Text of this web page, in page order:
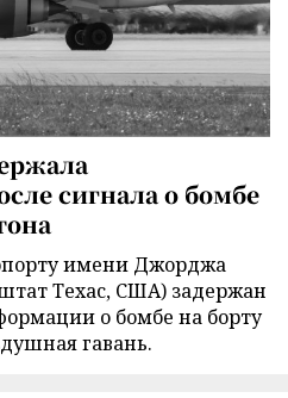
сигнала о бомбе
имени Джорджа
Техас, США) задержан
о бомбе на борту
гавань.